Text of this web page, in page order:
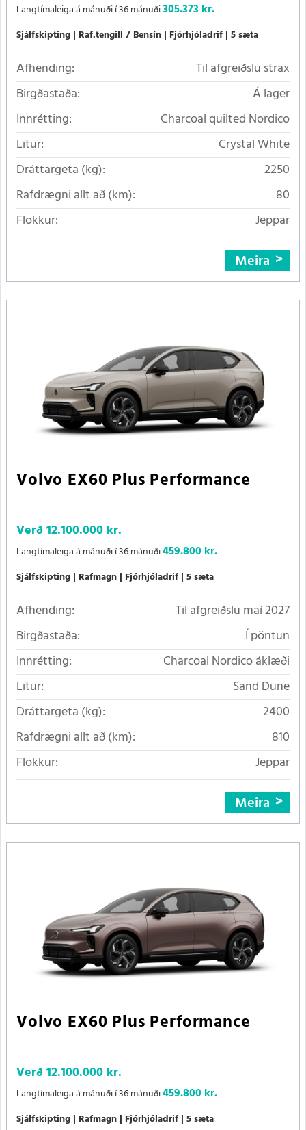
Langtímaleiga á mánuði í 36 mánuði305.373 kr.
Sjálfskipting Raf.tengill / Bensín Fjórhjóladrif 5 sæta
Afhending:
Til afgreiðslu strax
Birgðastaða:
Á lager
Innrétting:
Charcoal quilted Nordico
Litur:
Crystal White
Dráttargeta (kg):
2250
Rafdrægni allt að (km):
80
Flokkur:
Jeppar
Meira
Volvo EX60 Plus Performance
Verð12.100.000 kr.
Langtímaleiga á mánuði í 36 mánuði459.800 kr.
Sjálfskipting Rafmagn Fjórhjóladrif 5 sæta
Afhending:
Til afgreiðslu maí 2027
Birgðastaða:
Í pöntun
Innrétting:
Charcoal Nordico áklæði
Litur:
Sand Dune
Dráttargeta (kg):
2400
Rafdrægni allt að (km):
810
Flokkur:
Jeppar
Meira
Volvo EX60 Plus Performance
Verð12.100.000 kr.
Langtímaleiga á mánuði í 36 mánuði459.800 kr.
Sjálfskipting Rafmagn Fjórhjóladrif 5 sæta